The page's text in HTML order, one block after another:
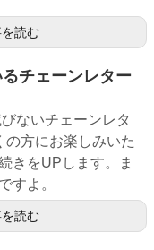
読む
チェーンレター
ないチェーンレタ
の方にお楽しみいた
きをUPします。ま
すよ。
読む